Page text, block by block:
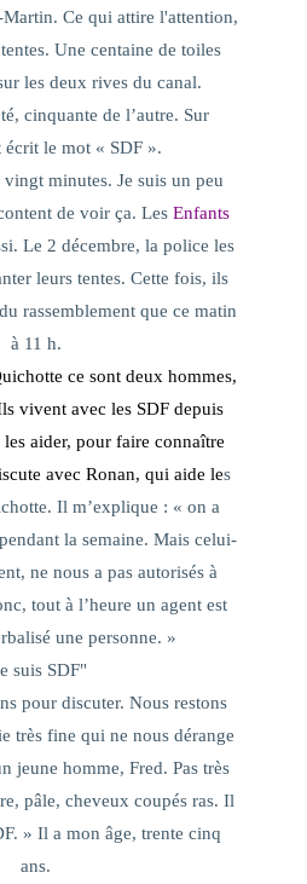
Ce qui attire l'attention,
Une centaine de toiles
les deux rives du canal.
cinquante de l’autre. Sur
écrit le mot « SDF ».
vingt minutes. Je suis un peu
de voir ça. LesEnfants
Le 2 décembre, la police les
leurs tentes. Cette fois, ils
rassemblement que ce matin
à 11 h.
ce sont deux hommes,
vivent avec les SDF depuis
aider, pour faire connaître
avec Ronan, qui aide les
Il m’explique : «on a
la semaine. Mais celui-
ne nous a pas autorisés à
tout à l’heure un agent est
une personne. »
suis SDF"
pour discuter. Nous restons
très fine qui ne nous dérange
jeune homme, Fred. Pas très
pâle, cheveux coupés ras. Il
» Il a mon âge, trente cinq
ans.